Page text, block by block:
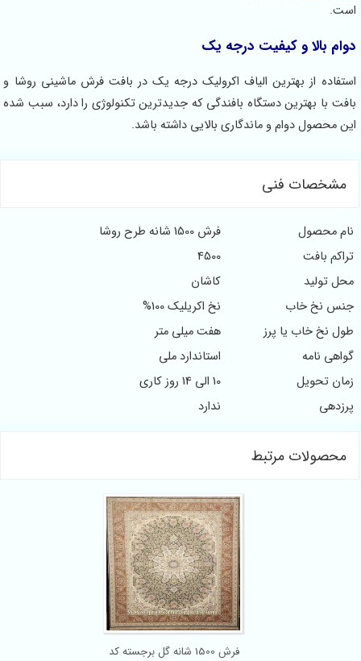
است.
دوام بالا و کیفیت درجه یک
استفاده از بهترین الیاف اکرولیک درجه یک در بافت فرش ماشینی روشا و
بافت با بهترین دستگاه بافندگی که جدیدترین تکنولوژی را دارد، سبب شده
این محصول دوام و ماندگاری بالایی داشته باشد.
مشخصات فنی
نام محصول
فرش 1500 شانه طرح روشا
تراکم بافت
4500
محل تولید
کاشان
جنس نخ خاب
نخ اکریلیک 100%
طول نخ خاب یا پرز
هفت میلی متر
گواهی نامه
استاندارد ملی
زمان تحویل
10 الی 14 روز کاری
پرزدهی
ندارد
محصولات مرتبط
فرش 1500 شانه گل برجسته کد